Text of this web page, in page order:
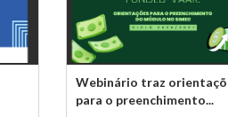
Webinário traz
para o preenchimento...